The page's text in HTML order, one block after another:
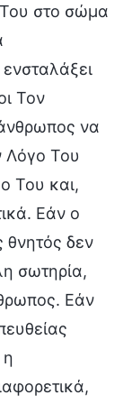
στο σώμα
Τον
να
Λόγο Του
Του και,
Εάν ο
δεν
σωτηρία,
Εάν